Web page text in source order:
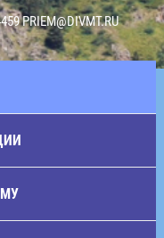
PRIEM@DIVMT.RU